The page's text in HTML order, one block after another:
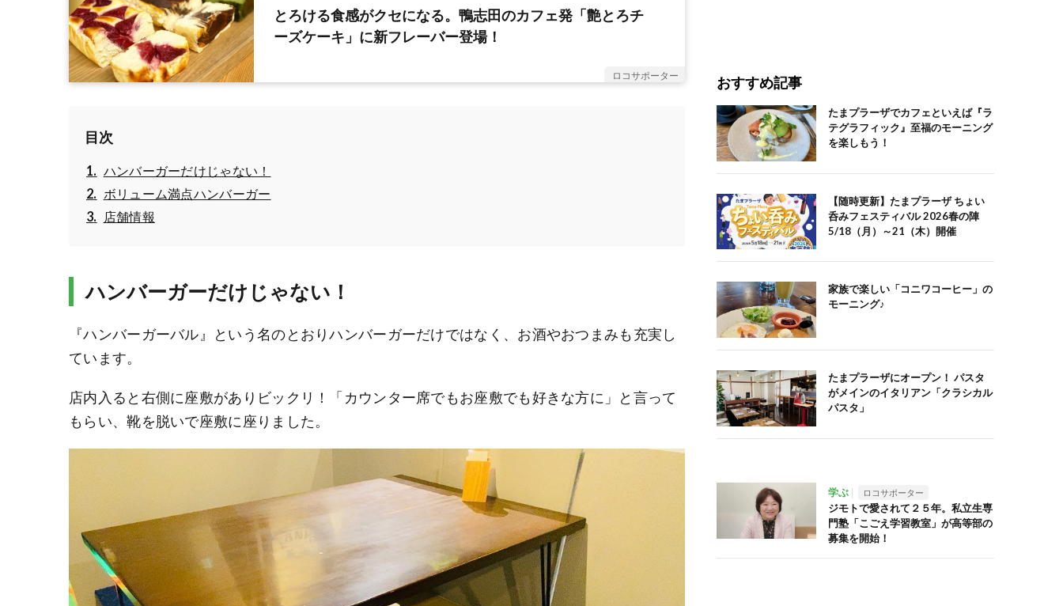
とろける食感がクセになる。鴨志田のカフェ発「艶とろチ
ーズケーキ」に新フレーバー登場！
ロコサポーター
目次
ハンバーガーだけじゃない！
ボリューム満点ハンバーガー
店舗情報
ハンバーガーだけじゃない！
『ハンバーガーバル』という名のとおりハンバーガーだけではなく、お酒やおつまみも充実し
ています。
店内入ると右側に座敷がありビックリ！「カウンター席でもお座敷でも好きな方に」と言って
もらい、靴を脱いで座敷に座りました。
おすすめ記事
たまプラーザでカフェといえば『ラ
テグラフィック』至福のモーニング
を楽しもう！
【随時更新】たまプラーザ ちょい
呑みフェスティバル 2026春の陣
5/18（月）～21（木）開催
家族で楽しい「コニワコーヒー」の
モーニング♪
たまプラーザにオープン！ パスタ
がメインのイタリアン「クラシカル
パスタ」
学ぶ ロコサポーター
ジモトで愛されて２５年。私立生専
門塾「こごえ学習教室」が高等部の
募集を開始！